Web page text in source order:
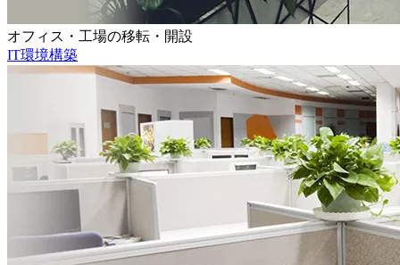
オフィス・工場の移転・開設
IT環境構築